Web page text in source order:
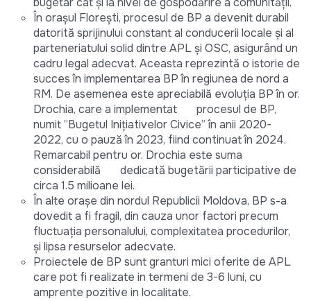
În orașul Florești, procesul de BP a devenit durabil
datorită sprijinului constant al conducerii locale și al
parteneriatului solid dintre APL și OSC, asigurând un
cadru legal adecvat. Aceasta reprezintă o istorie de
succes în implementarea BP în regiunea de nord a
RM. De asemenea este apreciabilă evoluția BP în or.
Drochia, care a implementat procesul de BP,
numit ”Bugetul Inițiativelor Civice” în anii 2020-
2022, cu o pauză în 2023, fiind continuat în 2024.
Remarcabil pentru or. Drochia este suma
considerabilă dedicată bugetării participative de
circa 1.5 milioane lei.
În alte orașe din nordul Republicii Moldova, BP s-a
dovedit a fi fragil, din cauza unor factori precum
fluctuația personalului, complexitatea procedurilor,
și lipsa resurselor adecvate.
Proiectele de BP sunt granturi mici oferite de APL
care pot fi realizate in termeni de 3-6 luni, cu
amprente pozitive in localitate.